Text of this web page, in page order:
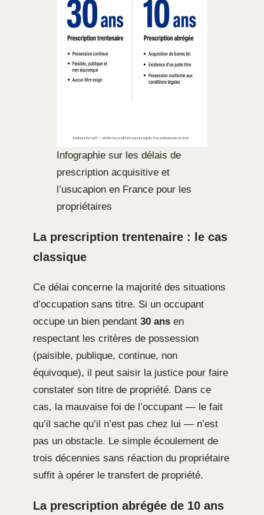
Infographie sur les délais de
prescription acquisitive et
l’usucapion en France pour les
propriétaires
La prescription trentenaire : le cas
classique
Ce délai concerne la majorité des situations
d’occupation sans titre. Si un occupant
occupe un bien pendant 30 ans en
respectant les critères de possession
(paisible, publique, continue, non
équivoque), il peut saisir la justice pour faire
constater son titre de propriété. Dans ce
cas, la mauvaise foi de l’occupant — le fait
qu’il sache qu’il n’est pas chez lui — n’est
pas un obstacle. Le simple écoulement de
trois décennies sans réaction du propriétaire
suffit à opérer le transfert de propriété.
La prescription abrégée de 10 ans